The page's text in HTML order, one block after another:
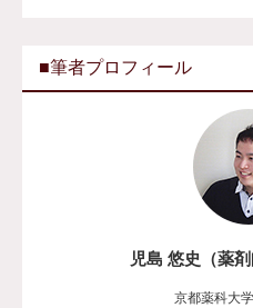
■筆者プロフィール
児島 悠史（薬
京都薬科大